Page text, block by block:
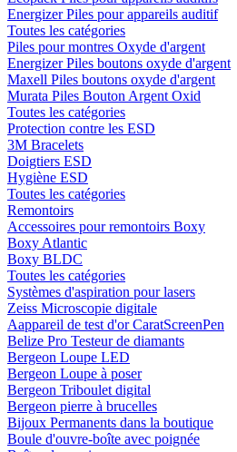
Energizer Piles pour appareils auditif
Toutes les catégories
Piles pour montres Oxyde d'argent
Energizer Piles boutons oxyde d'argent
Maxell Piles boutons oxyde d'argent
Murata Piles Bouton Argent Oxid
Toutes les catégories
Protection contre les ESD
3M Bracelets
Doigtiers ESD
Hygiène ESD
Toutes les catégories
Remontoirs
Accessoires pour remontoirs Boxy
Boxy Atlantic
Boxy BLDC
Toutes les catégories
Systèmes d'aspiration pour lasers
Zeiss Microscopie digitale
Aappareil de test d'or CaratScreenPen
Belize Pro Testeur de diamants
Bergeon Loupe LED
Bergeon Loupe à poser
Bergeon Triboulet digital
Bergeon pierre à brucelles
Bijoux Permanents dans la boutique
Boule d'ouvre-boîte avec poignée